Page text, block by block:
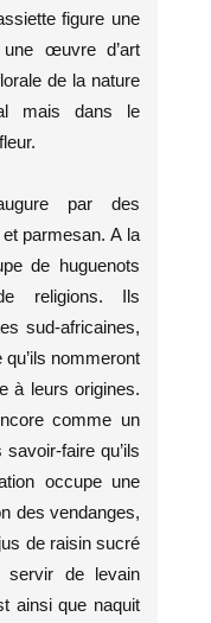
figure une
œuvre d’art
de la nature
mais dans le
fleur.
par des
parmesan. A la
de huguenots
religions. Ils
sud-africaines,
nommeront
à leurs origines.
comme un
faire qu’ils
occupe une
des vendanges,
de raisin sucré
servir de levain
ainsi que naquit